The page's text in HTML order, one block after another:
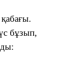
бұзып,